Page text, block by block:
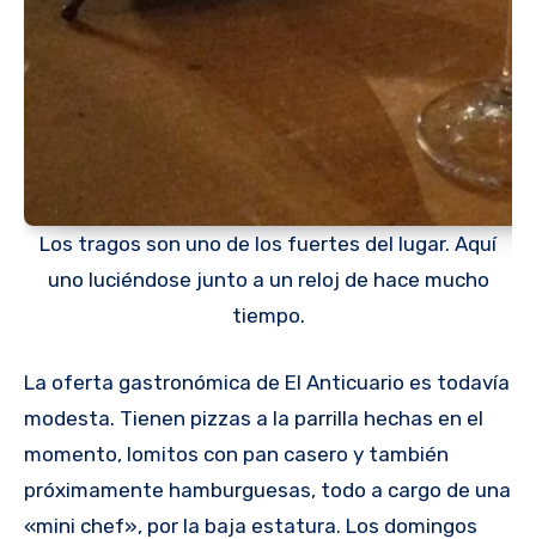
Los tragos son uno de los fuertes del lugar. Aquí
uno luciéndose junto a un reloj de hace mucho
tiempo.
La oferta gastronómica de El Anticuario es todavía
modesta. Tienen pizzas a la parrilla hechas en el
momento, lomitos con pan casero y también
próximamente hamburguesas, todo a cargo de una
«mini chef», por la baja estatura. Los domingos